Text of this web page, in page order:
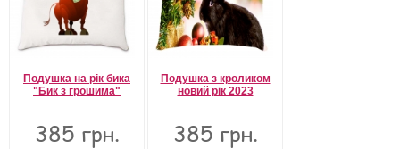
Подушка на рік бика
"Бик з грошима"
385 грн.
Подушка з кроликом
новий рік 2023
385 грн.